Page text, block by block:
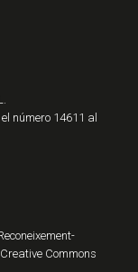
número 14611 al
Commons